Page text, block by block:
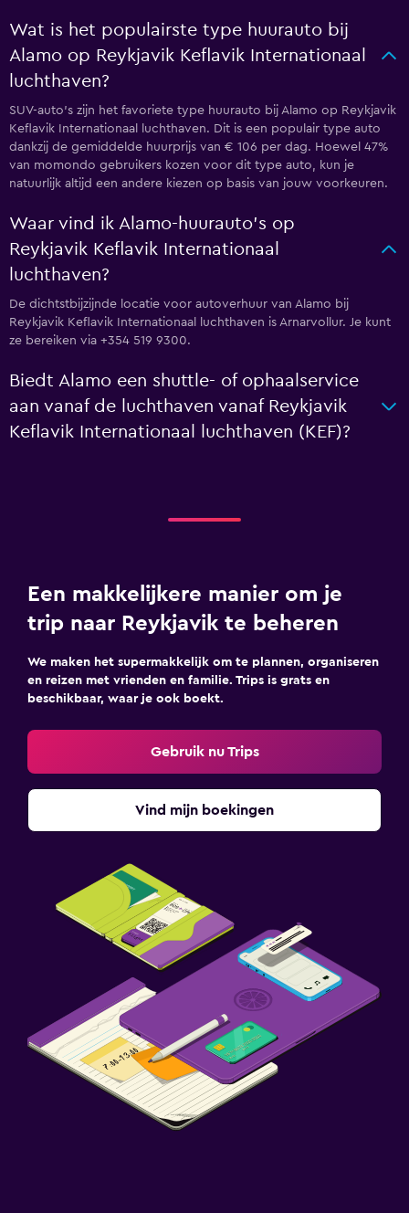
Wat is het populairste type huurauto bij
Alamo op Reykjavik Keflavik Internationaal
luchthaven?
SUV-auto's zijn het favoriete type huurauto bij Alamo op Reykjavik
Keflavik Internationaal luchthaven. Dit is een populair type auto
dankzij de gemiddelde huurprijs van € 106 per dag. Hoewel 47%
van momondo gebruikers kozen voor dit type auto, kun je
natuurlijk altijd een andere kiezen op basis van jouw voorkeuren.
Waar vind ik Alamo-huurauto's op
Reykjavik Keflavik Internationaal
luchthaven?
De dichtstbijzijnde locatie voor autoverhuur van Alamo bij
Reykjavik Keflavik Internationaal luchthaven is Arnarvollur. Je kunt
ze bereiken via +354 519 9300.
Biedt Alamo een shuttle- of ophaalservice
aan vanaf de luchthaven vanaf Reykjavik
Keflavik Internationaal luchthaven (KEF)?
Een makkelijkere manier om je
trip naar Reykjavik te beheren
We maken het supermakkelijk om te plannen, organiseren
en reizen met vrienden en familie. Trips is grats en
beschikbaar, waar je ook boekt.
Gebruik nu Trips
Vind mijn boekingen